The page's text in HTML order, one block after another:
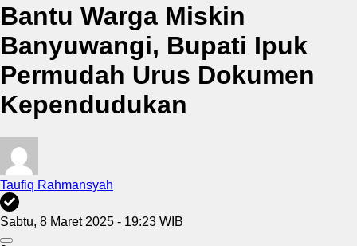
Bantu Warga Miskin
Banyuwangi, Bupati Ipuk
Permudah Urus Dokumen
Kependudukan
Taufiq Rahmansyah
Sabtu, 8 Maret 2025 - 19:23 WIB